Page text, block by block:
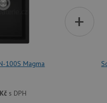
100S Magma
Kčs DPH
+